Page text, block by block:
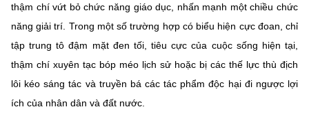
thậm chí vứt bỏ chức năng giáo dục, nhấn mạnh một chiều chức
năng giải trí. Trong một số trường hợp có biểu hiện cực đoan, chỉ
tập trung tô đậm mặt đen tối, tiêu cực của cuộc sống hiện tại,
thậm chí xuyên tạc bóp méo lịch sử hoặc bị các thế lực thù địch
lôi kéo sáng tác và truyền bá các tác phẩm độc hại đi ngược lợi
ích của nhân dân và đất nước.